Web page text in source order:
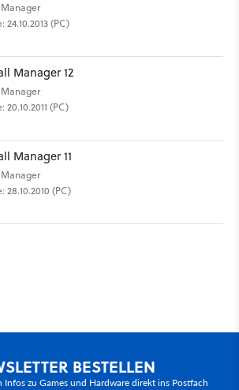
24.10.2013 (PC)
Manager 12
20.10.2011 (PC)
Manager 11
28.10.2010 (PC)
BESTELLEN
Infos zu Games und Hardware direkt ins Postfach